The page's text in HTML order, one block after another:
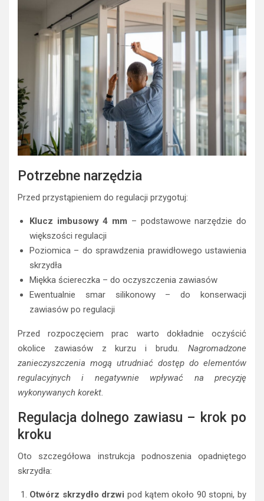
Potrzebne narzędzia
Przed przystąpieniem do regulacji przygotuj:
Klucz imbusowy 4 mm – podstawowe narzędzie do
większości regulacji
Poziomica – do sprawdzenia prawidłowego ustawienia
skrzydła
Miękka ściereczka – do oczyszczenia zawiasów
Ewentualnie smar silikonowy – do konserwacji
zawiasów po regulacji
Przed rozpoczęciem prac warto dokładnie oczyścić
okolice zawiasów z kurzu i brudu. Nagromadzone
zanieczyszczenia mogą utrudniać dostęp do elementów
regulacyjnych i negatywnie wpływać na precyzję
wykonywanych korekt.
Regulacja dolnego zawiasu – krok po
kroku
Oto szczegółowa instrukcja podnoszenia opadniętego
skrzydła:
Otwórz skrzydło drzwi pod kątem około 90 stopni, by